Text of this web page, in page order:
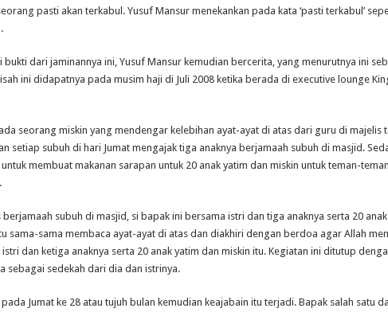
pasti akan terkabul. Yusuf Mansur menekankan pada kata ‘pasti terkabul’
bukti dari jaminannya ini, Yusuf Mansur kemudian bercerita, yang menurutnya ini
ini didapatnya pada musim haji di Juli 2008 ketika berada di executive lounge
seorang miskin yang mendengar kelebihan ayat-ayat di atas dari guru di majelis
setiap subuh di hari Jumat mengajak tiga anaknya berjamaah subuh di masjid.
membuat makanan sarapan untuk 20 anak yatim dan miskin untuk teman-
berjamaah subuh di masjid, si bapak ini bersama istri dan tiga anaknya serta 20
sama-sama membaca ayat-ayat di atas dan diakhiri dengan berdoa agar Allah
istri dan ketiga anaknya serta 20 anak yatim dan miskin itu. Kegiatan ini ditutup
sebagai sedekah dari dia dan istrinya.
Jumat ke 28 atau tujuh bulan kemudian keajabain itu terjadi. Bapak salah satu